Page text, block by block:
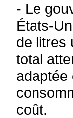
- Le
États-
de litres
total
adaptée
coût.